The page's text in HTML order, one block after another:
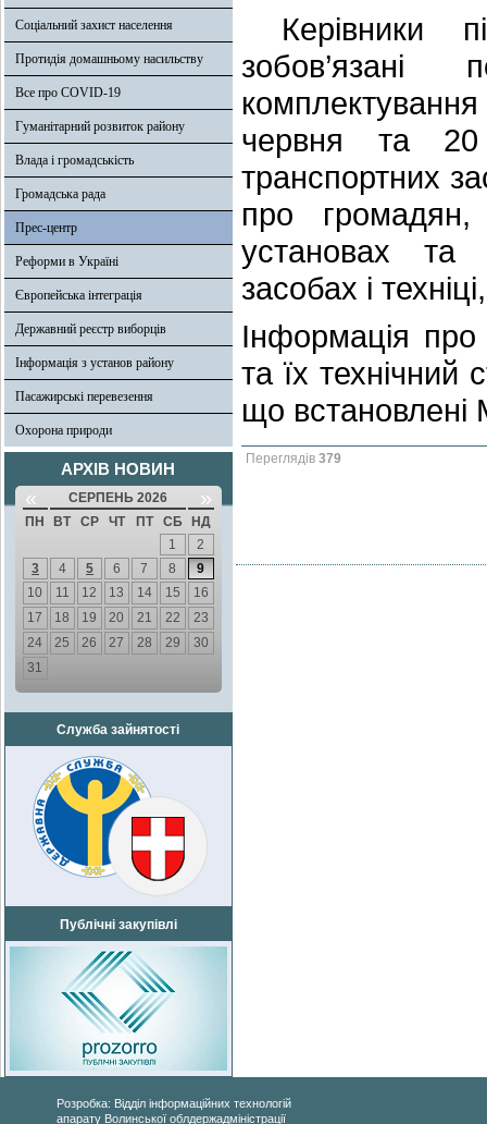
Соціальний захист населення
Протидія домашньому насильству
Все про COVID-19
Гуманітарний розвиток району
Влада і громадськість
Громадська рада
Прес-центр
Реформи в Україні
Європейська інтеграція
Державний реєстр виборців
Інформація з установ району
Пасажирські перевезення
Охорона природи
АРХІВ НОВИН
« СЕРПЕНЬ 2026 »
ПН ВТ СР ЧТ ПТ СБ
НД
1
2
3
4 5 6 7 8
9
10
11 12 13 14 15
16
17
18 19 20 21 22
23
24
25 26 27 28 29
30
31
Служба зайнятості
Публічні закупівлі
Керівники
зобов’язані
червня та 20
транспортних
про
установах та
засобах і
Інформація про
та їх
що встановлені
Переглядів 379
Розробка: Відділ інформаційних технологій
апарату Волинської облдержадміністрації